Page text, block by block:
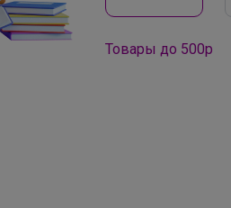
Товары до 500р